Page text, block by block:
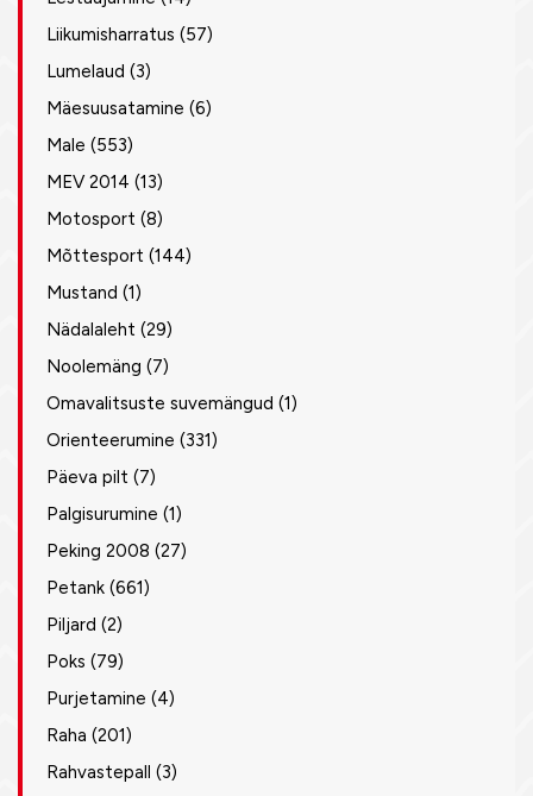
Liikumisharratus (57)
Lumelaud (3)
Mäesuusatamine (6)
Male (553)
MEV 2014 (13)
Motosport (8)
Mõttesport (144)
Mustand (1)
Nädalaleht (29)
Noolemäng (7)
Omavalitsuste suvemängud (1)
Orienteerumine (331)
Päeva pilt (7)
Palgisurumine (1)
Peking 2008 (27)
Petank (661)
Piljard (2)
Poks (79)
Purjetamine (4)
Raha (201)
Rahvastepall (3)